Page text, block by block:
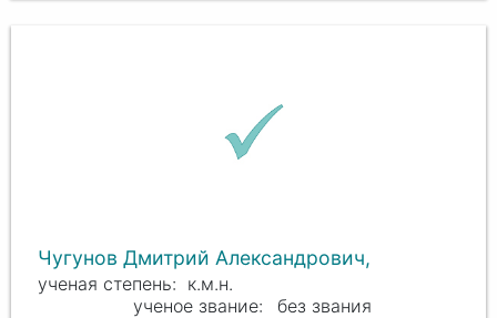
Чугунов Дмитрий Александрович,
к.м.н.
без звания